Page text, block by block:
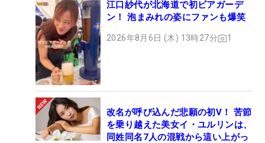
江口紗代が北海道で初ビアガーデ
ン！ 泡まみれの姿にファンも爆笑
2026年8月6日 (木) 13時27分 1
改名が呼び込んだ悲願の初V！ 苦節
を乗り越えた美女イ・ユルリンは、
同姓同名7人の混戦から這い上がっ